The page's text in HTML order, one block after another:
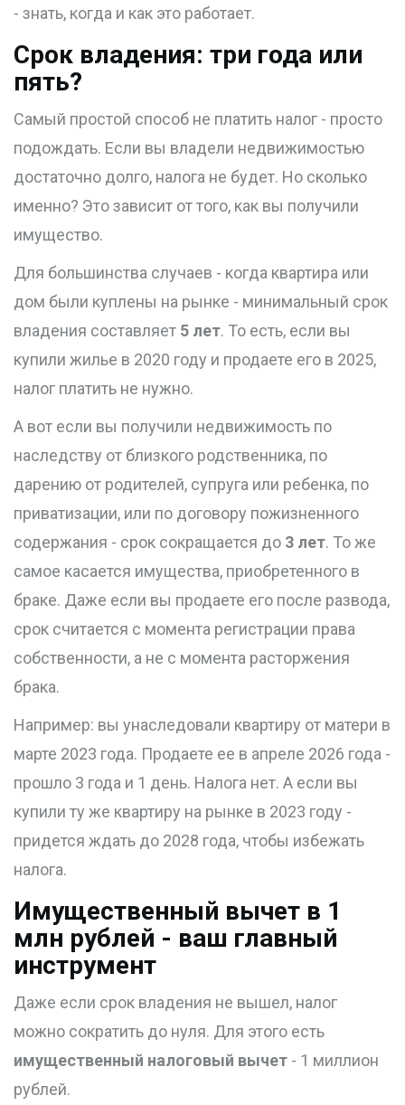
- знать, когда и как это работает.
Срок владения: три года или
пять?
Самый простой способ не платить налог - просто
подождать. Если вы владели недвижимостью
достаточно долго, налога не будет. Но сколько
именно? Это зависит от того, как вы получили
имущество.
Для большинства случаев - когда квартира или
дом были куплены на рынке - минимальный срок
владения составляет 5 лет. То есть, если вы
купили жилье в 2020 году и продаете его в 2025,
налог платить не нужно.
А вот если вы получили недвижимость по
наследству от близкого родственника, по
дарению от родителей, супруга или ребенка, по
приватизации, или по договору пожизненного
содержания - срок сокращается до 3 лет. То же
самое касается имущества, приобретенного в
браке. Даже если вы продаете его после развода,
срок считается с момента регистрации права
собственности, а не с момента расторжения
брака.
Например: вы унаследовали квартиру от матери в
марте 2023 года. Продаете ее в апреле 2026 года -
прошло 3 года и 1 день. Налога нет. А если вы
купили ту же квартиру на рынке в 2023 году -
придется ждать до 2028 года, чтобы избежать
налога.
Имущественный вычет в 1
млн рублей - ваш главный
инструмент
Даже если срок владения не вышел, налог
можно сократить до нуля. Для этого есть
имущественный налоговый вычет - 1 миллион
рублей.